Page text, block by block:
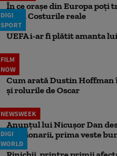
În ce orașe din Europa poți
lună. Costurile reale
DIGI
SPORT
UEFA i-ar fi plătit amanta
FILM
NOW
Cum arată Dustin Hoffman
și rolurile de Oscar
NEWSWEEK
Anunțul lui Nicușor Dan
Pensionarii, prima veste
DIGI
WORLD